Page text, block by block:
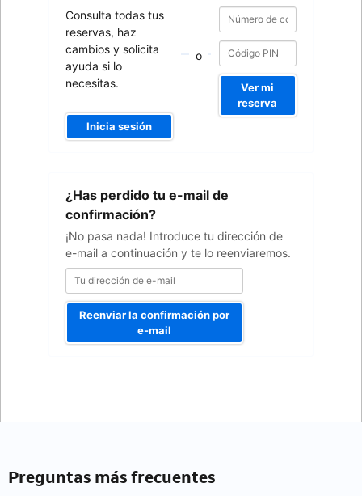
Consulta todas tus
reservas, haz
cambios y solicita
ayuda si lo
necesitas.
Inicia sesión
o
Número
de
confirmación
Número
confirmación
Ver mi
reserva
¿Has perdido tu e-mail de
confirmación?
¡No pasa nada! Introduce tu dirección de
e-mail a continuación y te lo reenviaremos.
dirección
Reenviar la confirmación por
e-mail
Preguntas más frecuentes